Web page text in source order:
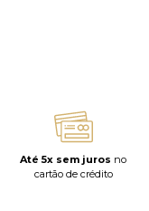
Até 5x sem juros no
cartão de crédito